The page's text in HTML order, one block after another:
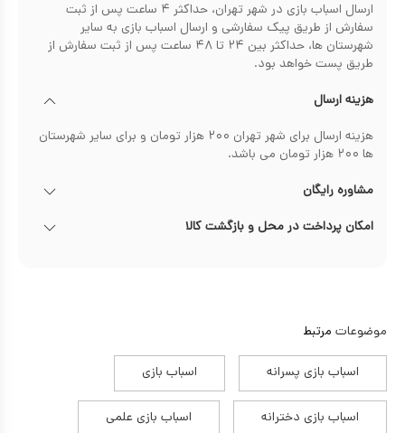
ارسال اسباب بازی در شهر تهران، حداکثر ۴ ساعت پس از ثبت
سفارش از طریق پیک سفارشی و ارسال اسباب بازی به سایر
شهرستان ها، حداکثر بین ۲۴ تا ۴۸ ساعت پس از ثبت سفارش از
طریق پست خواهد بود.
هزینه ارسال
هزینه ارسال برای شهر تهران ۲۰۰ هزار تومان و برای سایر شهرستان
ها ۲۰۰ هزار تومان می باشد.
مشاوره رایگان
امکان پرداخت در محل و بازگشت کالا
موضوعات مرتبط
اسباب بازی پسرانه اسباب بازی
اسباب بازی دخترانه اسباب بازی علمی